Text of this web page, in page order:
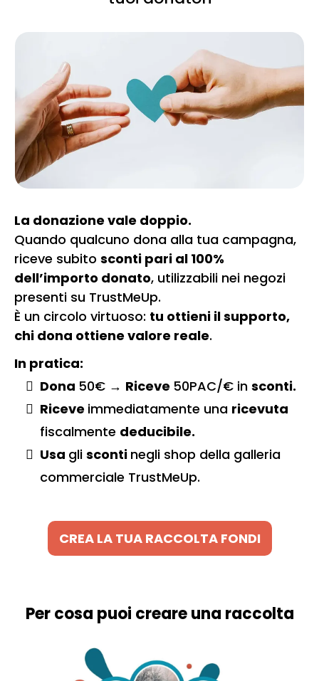
La donazione vale doppio.
Quando qualcuno dona alla tua campagna,
riceve subito sconti pari al 100%
dell’importo donato, utilizzabili nei negozi
presenti su TrustMeUp.
È un circolo virtuoso: tu ottieni il supporto,
chi dona ottiene valore reale.
In pratica:
Dona 50€ → Riceve 50PAC/€ in sconti.
Riceve immediatamente una ricevuta
fiscalmente deducibile.
Usa gli sconti negli shop della galleria
commerciale TrustMeUp.
CREA LA TUA RACCOLTA FONDI
Per cosa puoi creare una raccolta